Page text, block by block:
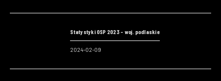
Statystyki OSP 2023 – woj. podlaskie
2024-02-09